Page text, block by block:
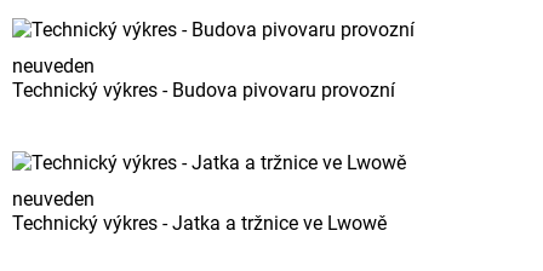
neuveden
Technický výkres - Budova pivovaru provozní
neuveden
Technický výkres - Jatka a tržnice ve Lwowě